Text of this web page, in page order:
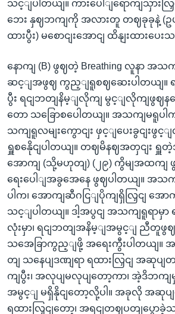
သင့ျပါတယျ။ ကားပေါျရောကျသှားလြှင
ဘေး နှဈဘကျကို အလားတူ တဈခုခုနဲ့ (ဥ
ထားပွီး) မစောငျးအောငျ ထိနျးထားပေ
နောကျ (B) ဖွဈတဲ့ Breathing လူနာ
ဆင့ျအဖွဈ ကွည့ျရူစဈဆေးပါတယျ။ ရ
ပွီး ရငျဘတျနိမ့ျလိုကျ မွင့ျလိုကျဖွဈန
တော သခြောစပေါတယျ။ အသကျမရူပ
သကျရူလမျးကွောငျး ဖှင့ျပေးခွငျးဖွ
ရှူစနေိုငျပါတယျ။ တဈမိနဈအတှငျး ရှူတဲ့
အောကျ (သို့မဟုတျ) (၂၉) ကွိမျအထကျ
ရေးပေါျအခွအေနေ ဖွဈပါတယျ။ အသကျ
ပါက၊ အောကျဆီဂငြျပိုကျရှိလြှငျ အော
သင့ျပါတယျ။ ဒါ့အပွငျ အသကျရူရာမှာ
လုံးမှာ၊ ရငျဘတျအနိမ့ျအမွင့ျ ညီတူ
သအေခြာကွည့ျဖို့ အရေးကွီးပါတယျ။ အ
တျ သနေပျဒဏျရာ ရထားလြှငျ အဆုပ
ကျပွီး၊ အလုပျမလုပျတော့ကာ၊ အဲ့ဒိဘကျ
အမွင့ျ မရှိနိုငျတော့လို့ပါ။ အခုလို အဆုပျ
ရထားလြှငျတော့၊ အရငျတဈပတျပွော